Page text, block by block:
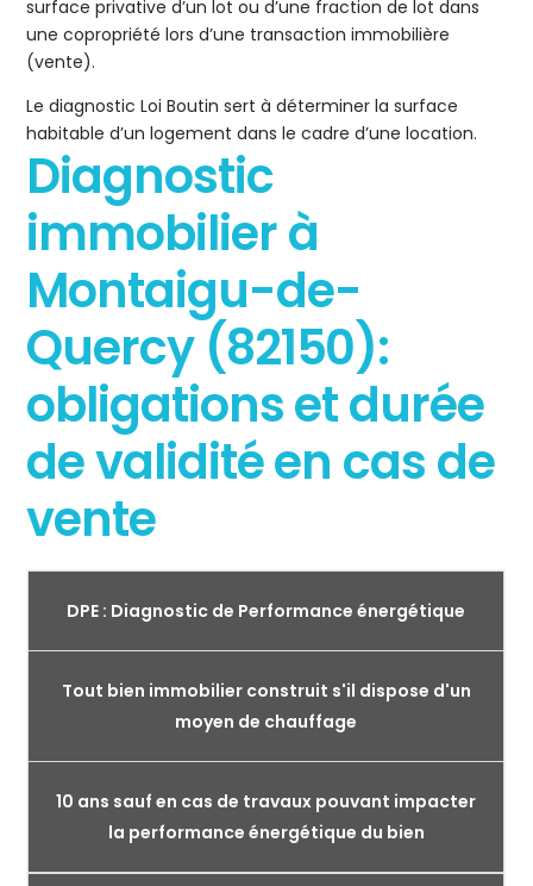
surface privative d’un lot ou d’une fraction de lot dans
une copropriété lors d’une transaction immobilière
(vente).
Le diagnostic Loi Boutin sert à déterminer la surface
habitable d’un logement dans le cadre d’une location.
Diagnostic
immobilier à
Montaigu-de-
Quercy (82150):
obligations et durée
de validité en cas de
vente
DPE : Diagnostic de Performance énergétique
Tout bien immobilier construit s'il dispose d'un
moyen de chauffage
10 ans sauf en cas de travaux pouvant impacter
la performance énergétique du bien